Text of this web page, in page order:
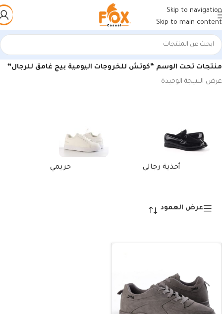
Skip to navigation
Skip to main content
الرئيسية/
منتجات تحت الوسم “كوتش للخروجات اليومية بيج غامق للرجال”
عرض النتيجة الوحيدة
أحذية رجالي حريمي
عرض العمود